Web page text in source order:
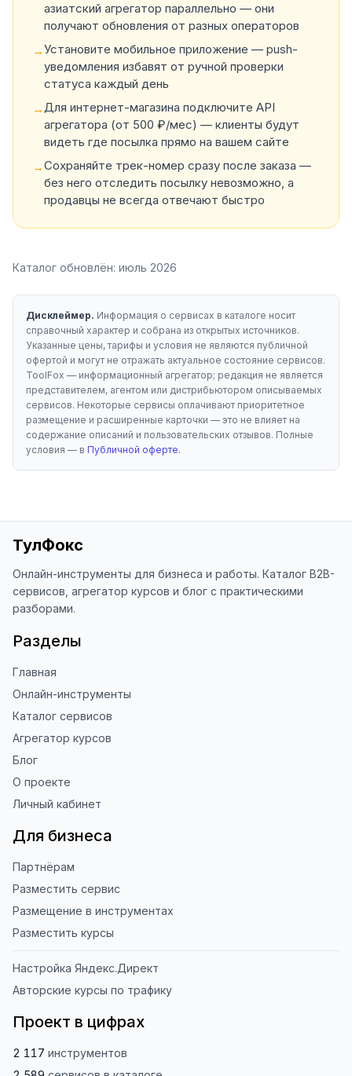
азиатский агрегатор параллельно — они
получают обновления от разных операторов
→Установите мобильное приложение — push-
уведомления избавят от ручной проверки
статуса каждый день
→Для интернет-магазина подключите API
агрегатора (от 500 ₽/мес) — клиенты будут
видеть где посылка прямо на вашем сайте
→Сохраняйте трек-номер сразу после заказа —
без него отследить посылку невозможно, а
продавцы не всегда отвечают быстро
Каталог обновлён: июль 2026
Дисклеймер. Информация о сервисах в каталоге носит
справочный характер и собрана из открытых источников.
Указанные цены, тарифы и условия не являются публичной
офертой и могут не отражать актуальное состояние сервисов.
ToolFox — информационный агрегатор; редакция не является
представителем, агентом или дистрибьютором описываемых
сервисов. Некоторые сервисы оплачивают приоритетное
размещение и расширенные карточки — это не влияет на
содержание описаний и пользовательских отзывов. Полные
условия — в Публичной оферте.
ТулФокс
Онлайн-инструменты для бизнеса и работы. Каталог B2B-
сервисов, агрегатор курсов и блог с практическими
разборами.
Разделы
Главная
Онлайн-инструменты
Каталог сервисов
Агрегатор курсов
Блог
О проекте
Личный кабинет
Для бизнеса
Партнёрам
Разместить сервис
Размещение в инструментах
Разместить курсы
Настройка Яндекс.Директ
Авторские курсы по трафику
Проект в цифрах
2 117 инструментов